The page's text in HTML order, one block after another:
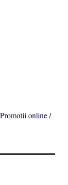
online /